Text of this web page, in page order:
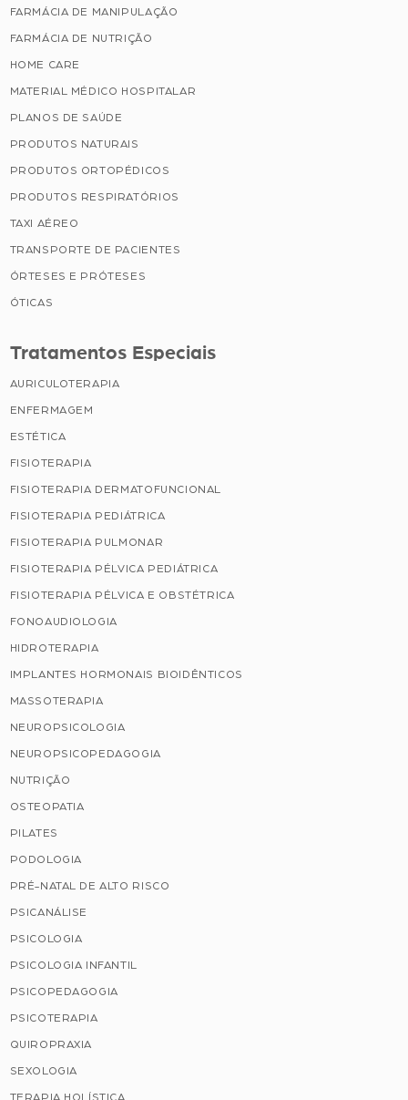
FARMÁCIA DE MANIPULAÇÃO
FARMÁCIA DE NUTRIÇÃO
HOME CARE
MATERIAL MÉDICO HOSPITALAR
PLANOS DE SAÚDE
PRODUTOS NATURAIS
PRODUTOS ORTOPÉDICOS
PRODUTOS RESPIRATÓRIOS
TAXI AÉREO
TRANSPORTE DE PACIENTES
ÓRTESES E PRÓTESES
ÓTICAS
Tratamentos Especiais
AURICULOTERAPIA
ENFERMAGEM
ESTÉTICA
FISIOTERAPIA
FISIOTERAPIA DERMATOFUNCIONAL
FISIOTERAPIA PEDIÁTRICA
FISIOTERAPIA PULMONAR
FISIOTERAPIA PÉLVICA PEDIÁTRICA
FISIOTERAPIA PÉLVICA E OBSTÉTRICA
FONOAUDIOLOGIA
HIDROTERAPIA
IMPLANTES HORMONAIS BIOIDÊNTICOS
MASSOTERAPIA
NEUROPSICOLOGIA
NEUROPSICOPEDAGOGIA
NUTRIÇÃO
OSTEOPATIA
PILATES
PODOLOGIA
PRÉ-NATAL DE ALTO RISCO
PSICANÁLISE
PSICOLOGIA
PSICOLOGIA INFANTIL
PSICOPEDAGOGIA
PSICOTERAPIA
QUIROPRAXIA
SEXOLOGIA
TERAPIA HOLÍSTICA